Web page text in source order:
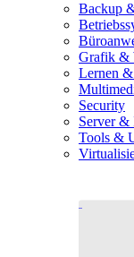
Backup
Grafik &
Lernen
Security
Server &
Tools &